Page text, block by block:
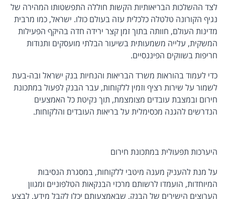
לצד ההשלכות הבריאותיות הקשות חוללה התפשטותו המהירה של
נגיף הקורונה טלטלה כלכלית עזה בעולם כולו. ישראל, כמו מרבית
מדינות העולם, חוותה בתוך זמן קצר ירידה חדה בהיקף הפעילות
המשקית, עלייה משמעותית בשיעור הבלתי מועסקים ותנודות
חריפות בשווקים הפיננסיים.
כדי לעמוד בהוראות משרד הבריאות והנחיות בנק ישראל ובה-בעת
לשמור על שירות רציף וזמין ללקוחות, עבר הבנק לפעול במתכונת
חירום ובמצבת עובדים מצומצמת, תוך נקיטת כל האמצעים
הנדרשים להגנה מכסימלית על בריאות העובדים והלקוחות.
היערכות תפעולית במתכונת חירום
על מנת להעניק מענה מיטבי ללקוחות, במסגרת הנסיבות
המיוחדות, הועמדו לרשותם מרכזי הבנקאות הטלפוניים ומגוון
הערוצים הישירים של הבנק, שבאמצעותם יכלו לקבל מידע, לבצע